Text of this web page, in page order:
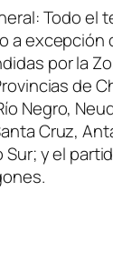
Todo el
a excepción
por la
de
Negro,
Cruz,
y el